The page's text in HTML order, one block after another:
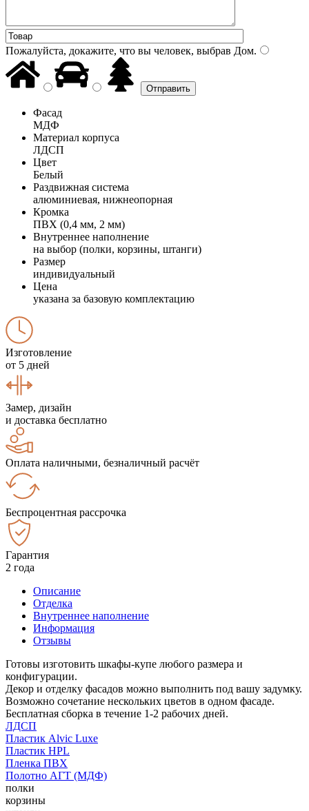
Пожалуйста, докажите, что вы человек, выбрав Дом.
Фасад
МДФ
Материал корпуса
ЛДСП
Цвет
Белый
Раздвижная система
алюминиевая, нижнеопорная
Кромка
ПВХ (0,4 мм, 2 мм)
Внутреннее наполнение
на выбор (полки, корзины, штанги)
Размер
индивидуальный
Цена
указана за базовую комплектацию
Изготовление
от 5 дней
Замер, дизайн
и доставка бесплатно
Оплата наличными, безналичный расчёт
Беспроцентная рассрочка
Гарантия
2 года
Описание
Отделка
Внутреннее наполнение
Информация
Отзывы
Готовы изготовить шкафы-купе любого размера и
конфигурации.
Декор и отделку фасадов можно выполнить под вашу задумку.
Возможно сочетание нескольких цветов в одном фасаде.
Бесплатная сборка в течение 1-2 рабочих дней.
ЛДСП
Пластик Alvic Luxe
Пластик HPL
Пленка ПВХ
Полотно АГТ (МДФ)
полки
корзины